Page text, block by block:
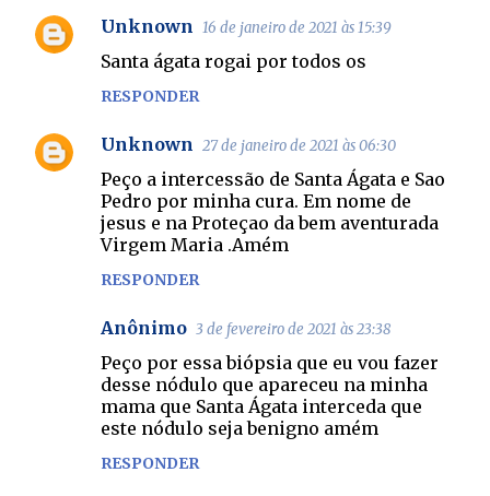
Unknown 16 de janeiro de 2021 às 15:39
Santa ágata rogai por todos os
RESPONDER
Unknown 27 de janeiro de 2021 às 06:30
Peço a intercessão de Santa Ágata e Sao
Pedro por minha cura. Em nome de
jesus e na Proteçao da bem aventurada
Virgem Maria .Amém
RESPONDER
Anônimo 3 de fevereiro de 2021 às 23:38
Peço por essa biópsia que eu vou fazer
desse nódulo que apareceu na minha
mama que Santa Ágata interceda que
este nódulo seja benigno amém
RESPONDER